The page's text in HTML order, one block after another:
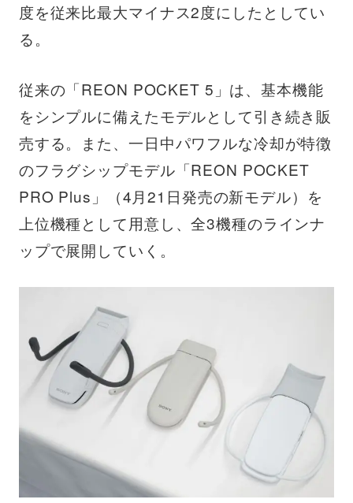
度を従来比最大マイナス2度にしたとしてい
る。
従来の「REON POCKET 5」は、基本機能
をシンプルに備えたモデルとして引き続き販
売する。また、一日中パワフルな冷却が特徴
のフラグシップモデル「REON POCKET
PRO Plus」（4月21日発売の新モデル）を
上位機種として用意し、全3機種のラインナ
ップで展開していく。